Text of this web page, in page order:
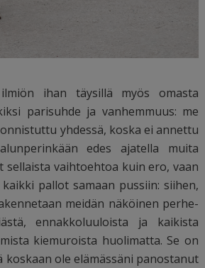
ihan täysillä myös omasta
parisuhde ja vanhemmuus: me
yhdessä, koska ei annettu
edes ajatella muita
sellaista vaihtoehtoa kuin ero, vaan
pallot samaan pussiin: siihen,
meidän näköinen perhe-
ennakkoluuloista ja kaikista
kiemuroista huolimatta. Se on
koskaan ole elämässäni panostanut